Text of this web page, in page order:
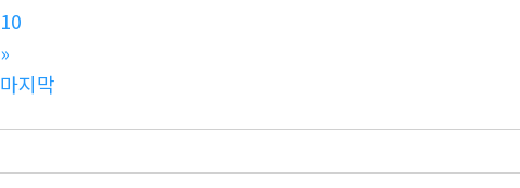
10
»
마지막